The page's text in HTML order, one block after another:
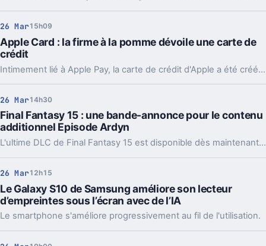
26 Mar15h09
Apple Card : la firme à la pomme dévoile une carte de
crédit
Intimement lié à Apple Pay, la carte de crédit d'Apple a été créée en collaboration avec la banque Goldman-Sachs et MasterCard.
26 Mar14h30
Final Fantasy 15 : une bande-annonce pour le contenu
additionnel Episode Ardyn
L'ultime DLC de Final Fantasy 15 est disponible dès maintenant sur PS4, Xbox One et PC au prix de 9,99 euros.
26 Mar12h15
Le Galaxy S10 de Samsung améliore son lecteur
d’empreintes sous l’écran avec de l’IA
Le smartphone s'améliore progressivement au fil de l'utilisation.